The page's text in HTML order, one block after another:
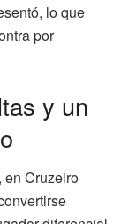
lo que
por
y un
en Cruzeiro